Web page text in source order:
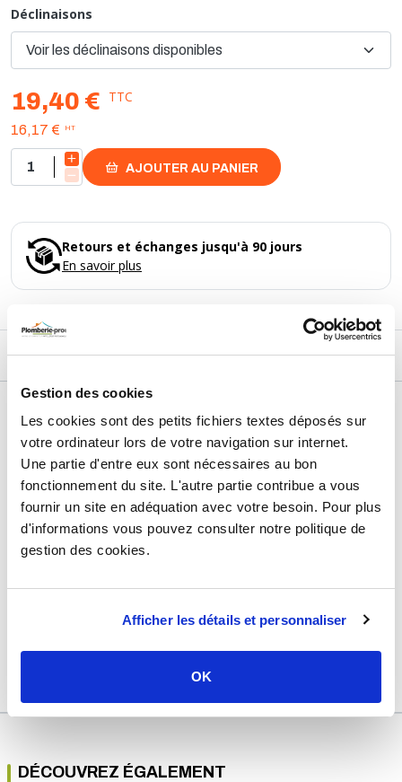
Gestion des cookies
Les cookies sont des petits fichiers textes déposés sur
votre ordinateur lors de votre navigation sur internet.
Une partie d'entre eux sont nécessaires au bon
fonctionnement du site. L'autre partie contribue a vous
fournir un site en adéquation avec votre besoin. Pour plus
d'informations vous pouvez consulter notre politique de
gestion des cookies.
Afficher les détails et personnaliser
OK
Déclinaisons
19,40 € TTC
16,17 € HT
AJOUTER AU PANIER
Retours et échanges jusqu'à 90 jours
En savoir plus
DESCRIPTIF
Type de produit Accessoire chauffage
Usage Chauffe-eau
Marque Somatherm
DÉCOUVREZ ÉGALEMENT